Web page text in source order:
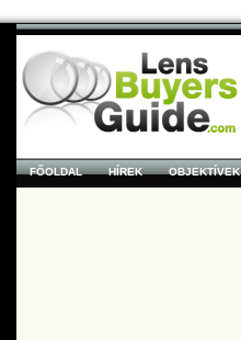
FŐOLDAL HÍREK OBJEKTÍVEK